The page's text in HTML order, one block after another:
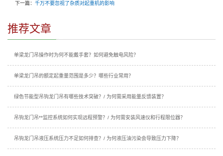
下一篇： 千万不要忽视了杂质对起重机的影响
推荐文章
单梁龙门吊操作时为何不能戴手套？如何避免触电风险？
单梁龙门吊的额定起重量范围是多少？哪些行业常用？
绿色节能型吊钩龙门吊有哪些技术突破？/ 为何需采用能量反馈装置？
吊钩龙门吊**监控系统如何实现远程预警？/ 为何需安装风速仪和行程限位器？
吊钩龙门吊液压系统压力不足如何排查？/ 为何液压油污染会导致压力下降？